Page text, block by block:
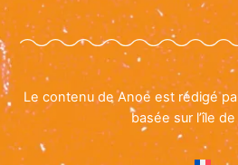
Le contenu de Anoe est rédigé
basée sur l’île